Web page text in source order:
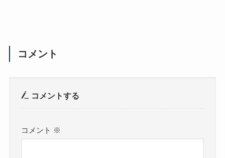
コメント
コメントする
コメント ※